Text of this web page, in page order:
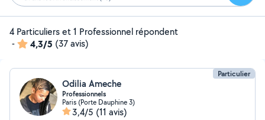
4 Particuliers et 1 Professionnel répondent
-
4,3/5 (37 avis)
Particulier
Odilia Ameche
Professionnels
Paris (Porte Dauphine 3)
3,4/5 (11 avis)